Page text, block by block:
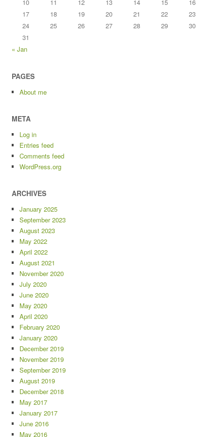
10 11 12 13 14 15
16
17
18 19 20 21 22
23
24
25 26 27 28 29
30
31
« Jan
PAGES
About me
META
Log in
Entries feed
Comments feed
WordPress.org
ARCHIVES
January 2025
September 2023
August 2023
May 2022
April 2022
August 2021
November 2020
July 2020
June 2020
May 2020
April 2020
February 2020
January 2020
December 2019
November 2019
September 2019
August 2019
December 2018
May 2017
January 2017
June 2016
May 2016